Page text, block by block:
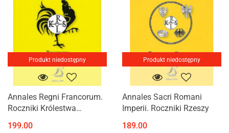
Produkt niedostępny
Annales Regni Francorum.
Roczniki Królestwa
199.00
Produkt niedostępny
Annales Sacri Romani
Imperii. Roczniki Rzeszy
189.00